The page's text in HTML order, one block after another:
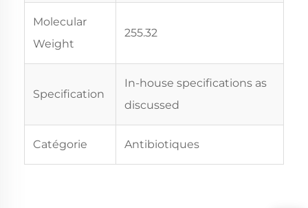
Molecular
Weight
255.32
Specification
In-house specifications as
discussed
Catégorie Antibiotiques